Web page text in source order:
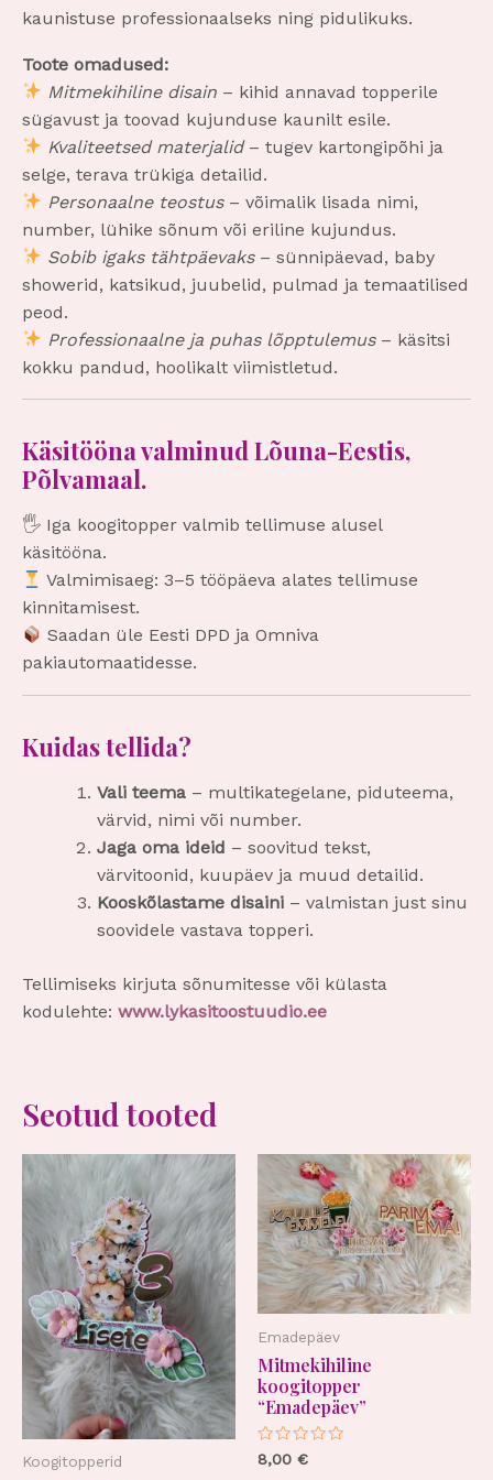
kaunistuse professionaalseks ning pidulikuks.
Toote omadused:
Mitmekihiline disain – kihid annavad topperile
sügavust ja toovad kujunduse kaunilt esile.
Kvaliteetsed materjalid– tugev kartongipõhi ja
selge, terava trükiga detailid.
Personaalne teostus– võimalik lisada nimi,
number, lühike sõnum või eriline kujundus.
Sobib igaks tähtpäevaks– sünnipäevad, baby
showerid, katsikud, juubelid, pulmad ja temaatilised
peod.
Professionaalne ja puhas lõpptulemus– käsitsi
kokku pandud, hoolikalt viimistletud.
Käsitööna valminud Lõuna-Eestis,
Põlvamaal.
🖐️ Iga koogitopper valmib tellimuse alusel
käsitööna.
Valmimisaeg: 3–5 tööpäeva alates tellimuse
kinnitamisest.
Saadan üle Eesti DPD ja Omniva
pakiautomaatidesse.
Kuidas tellida?
Vali teema – multikategelane, piduteema,
värvid, nimi või number.
Jaga oma ideid – soovitud tekst,
värvitoonid, kuupäev ja muud detailid.
Kooskõlastame disaini – valmistan just sinu
soovidele vastava topperi.
Tellimiseks kirjuta sõnumitesse või külasta
kodulehte: www.lykasitoostuudio.ee
Seotud tooted
Koogitopperid
Emadepäev
Mitmekihiline
koogitopper
“Emadepäev”
Hinnanguga
0
8,00 €